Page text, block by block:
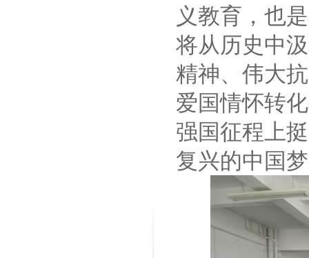
义教育，也
将从历史中
精神、伟大
爱国情怀转
强国征程上
复兴的中国